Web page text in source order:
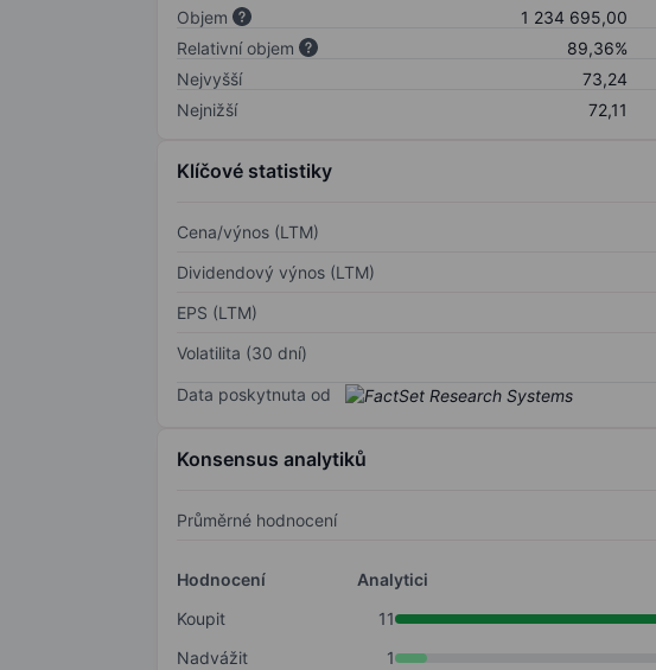
Objem
1 234 695,00
Relativní objem
89,36%
Nejvyšší
73,24
Nejnižší
72,11
Klíčové statistiky
Cena/výnos (LTM)
Dividendový výnos (LTM)
EPS (LTM)
Volatilita (30 dní)
Data poskytnuta od
Konsensus analytiků
Průměrné hodnocení
Hodnocení
Analytici
Koupit
11
Nadvážit
1